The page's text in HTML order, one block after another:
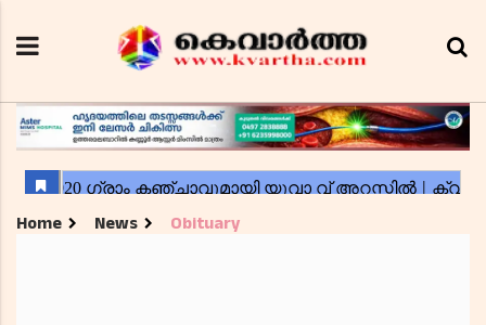
Home News Obituary